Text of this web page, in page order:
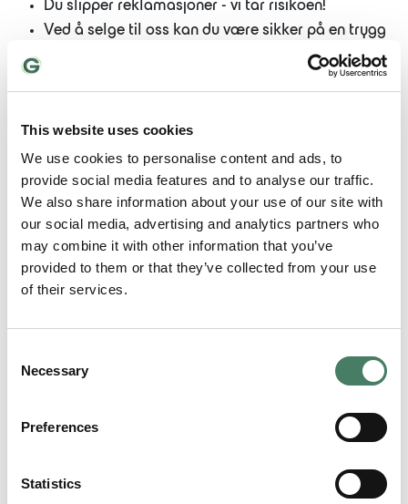
This website uses cookies
We use cookies to personalise content and ads, to
provide social media features and to analyse our traffic.
We also share information about your use of our site with
our social media, advertising and analytics partners who
may combine it with other information that you’ve
provided to them or that they’ve collected from your use
of their services.
Selection
Necessary
Preferences
Statistics
Du slipper reklamasjoner - vi tar risikoen!
Ved å selge til oss kan du være sikker på en trygg
Fyll inn skjemaet med informasjon om